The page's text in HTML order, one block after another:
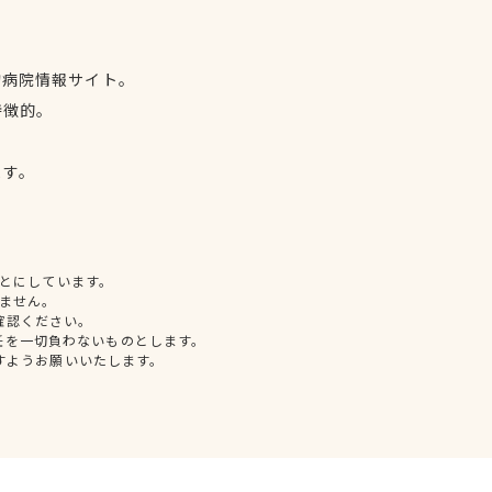
院情報サイト。
的。
。
しています。
せん。
ください。
一切負わないものとします。
うお願いいたします。